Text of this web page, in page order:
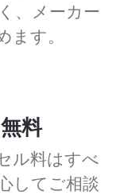
、メーカー
ます。
料
ル料はすべ
してご相談